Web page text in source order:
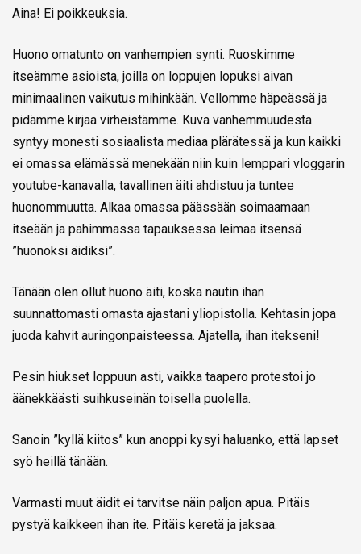
Aina! Ei poikkeuksia.
Huono omatunto on vanhempien synti. Ruoskimme
itseämme asioista, joilla on loppujen lopuksi aivan
minimaalinen vaikutus mihinkään. Vellomme häpeässä ja
pidämme kirjaa virheistämme. Kuva vanhemmuudesta
syntyy monesti sosiaalista mediaa plärätessä ja kun kaikki
ei omassa elämässä menekään niin kuin lemppari vloggarin
youtube-kanavalla, tavallinen äiti ahdistuu ja tuntee
huonommuutta. Alkaa omassa päässään soimaamaan
itseään ja pahimmassa tapauksessa leimaa itsensä
”huonoksi äidiksi”.
Tänään olen ollut huono äiti, koska nautin ihan
suunnattomasti omasta ajastani yliopistolla. Kehtasin jopa
juoda kahvit auringonpaisteessa. Ajatella, ihan itekseni!
Pesin hiukset loppuun asti, vaikka taapero protestoi jo
äänekkäästi suihkuseinän toisella puolella.
Sanoin ”kyllä kiitos” kun anoppi kysyi haluanko, että lapset
syö heillä tänään.
Varmasti muut äidit ei tarvitse näin paljon apua. Pitäis
pystyä kaikkeen ihan ite. Pitäis keretä ja jaksaa.